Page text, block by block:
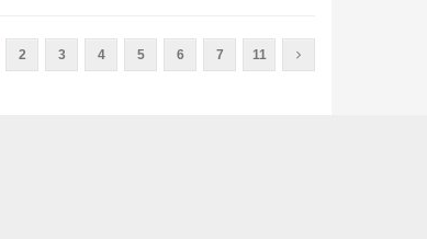
2 3 4 5 6 7 11